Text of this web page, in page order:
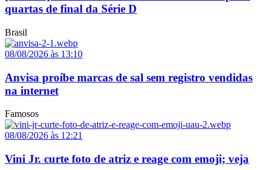
quartas de final da Série D
Brasil
08/08/2026 às 13:10
Anvisa proíbe marcas de sal sem registro vendidas
na internet
Famosos
08/08/2026 às 12:21
Vini Jr. curte foto de atriz e reage com emoji; veja